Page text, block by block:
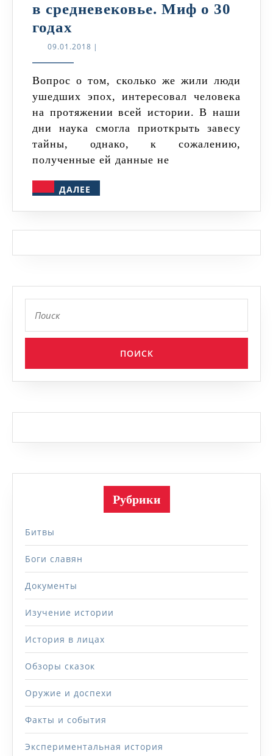
в средневековье. Миф о 30
годах
жизни
в
средневековье.
Миф
о
30
годах
09.01.2018 09.01.2018
|
Вопрос о том, сколько же жили люди
ушедших эпох, интересовал человека
на протяжении всей истории. В наши
дни наука смогла приоткрыть завесу
тайны, однако, к сожалению,
полученные ей данные не
ДАЛЕЕ
Рубрики
Битвы
Боги славян
Документы
Изучение истории
История в лицах
Обзоры сказок
Оружие и доспехи
Факты и события
Экспериментальная история